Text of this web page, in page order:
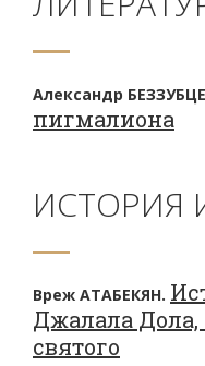
Александр
пигмалиона
ИСТОРИЯ
Вреж АТАБЕКЯН.
Джалала Дола,
святого